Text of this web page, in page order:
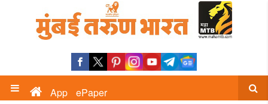
App ePaper